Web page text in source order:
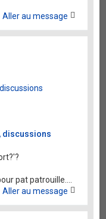
Aller au message
discussions
pat patrouille....
Aller au message